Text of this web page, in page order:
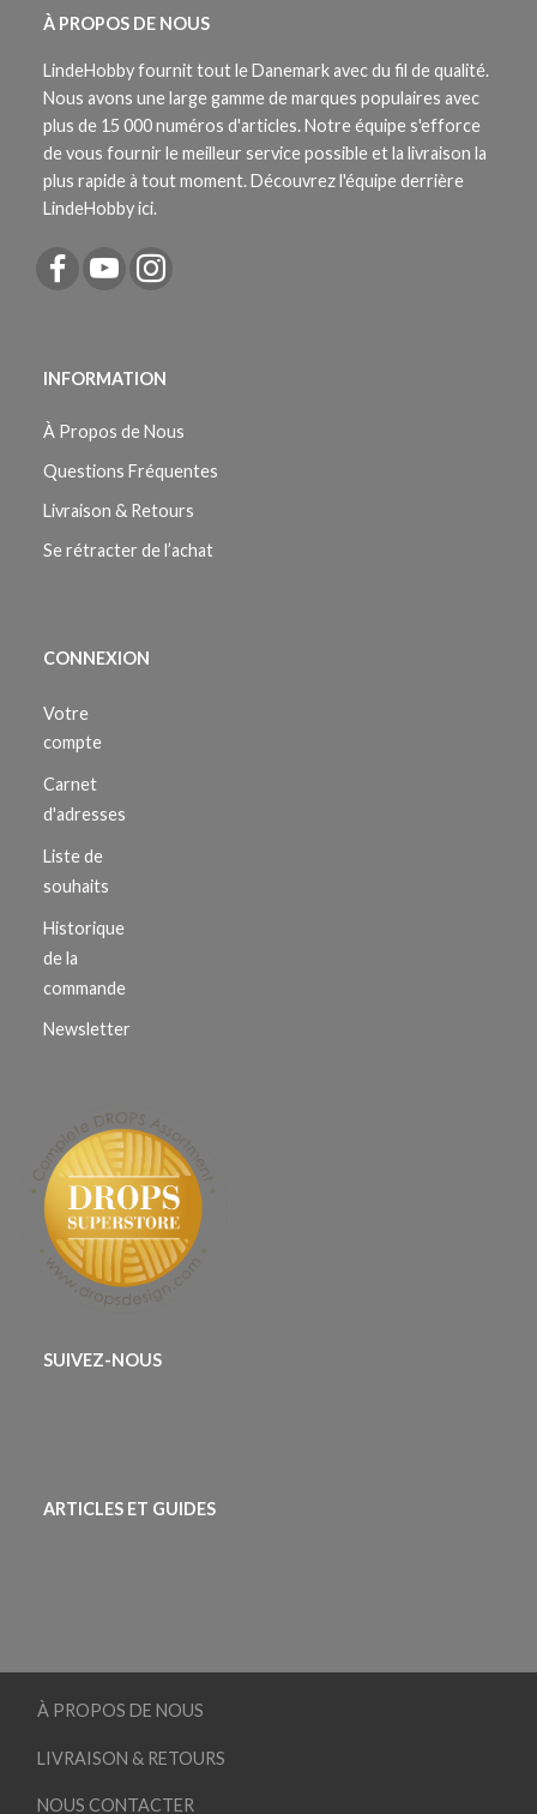
À PROPOS DE NOUS
LindeHobby fournit tout le Danemark avec du fil de qualité.
Nous avons une large gamme de marques populaires avec
plus de 15 000 numéros d'articles. Notre équipe s'efforce
de vous fournir le meilleur service possible et la livraison la
plus rapide à tout moment. Découvrez l'équipe derrière
LindeHobby ici.
INFORMATION
À Propos de Nous
Questions Fréquentes
Livraison & Retours
Se rétracter de l’achat
CONNEXION
Votre
compte
Carnet
d'adresses
Liste de
souhaits
Historique
de la
commande
Newsletter
SUIVEZ-NOUS
ARTICLES ET GUIDES
À PROPOS DE NOUS
LIVRAISON & RETOURS
NOUS CONTACTER